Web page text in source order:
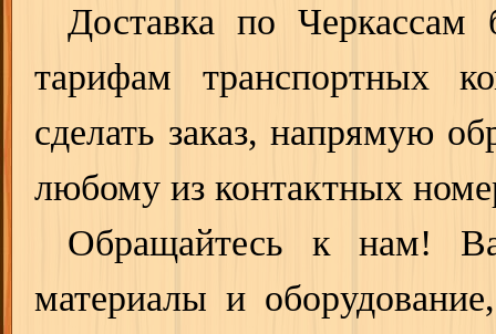
Доставка по Черкассам
тарифам транспортных
сделать заказ, напрямую
любому из контактных
Обращайтесь к нам!
материалы и